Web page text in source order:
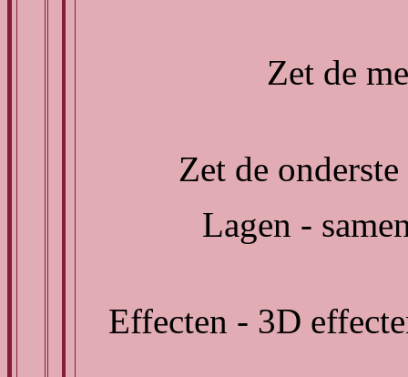
Zet de
Zet de
Lagen -
Effecten - 3D